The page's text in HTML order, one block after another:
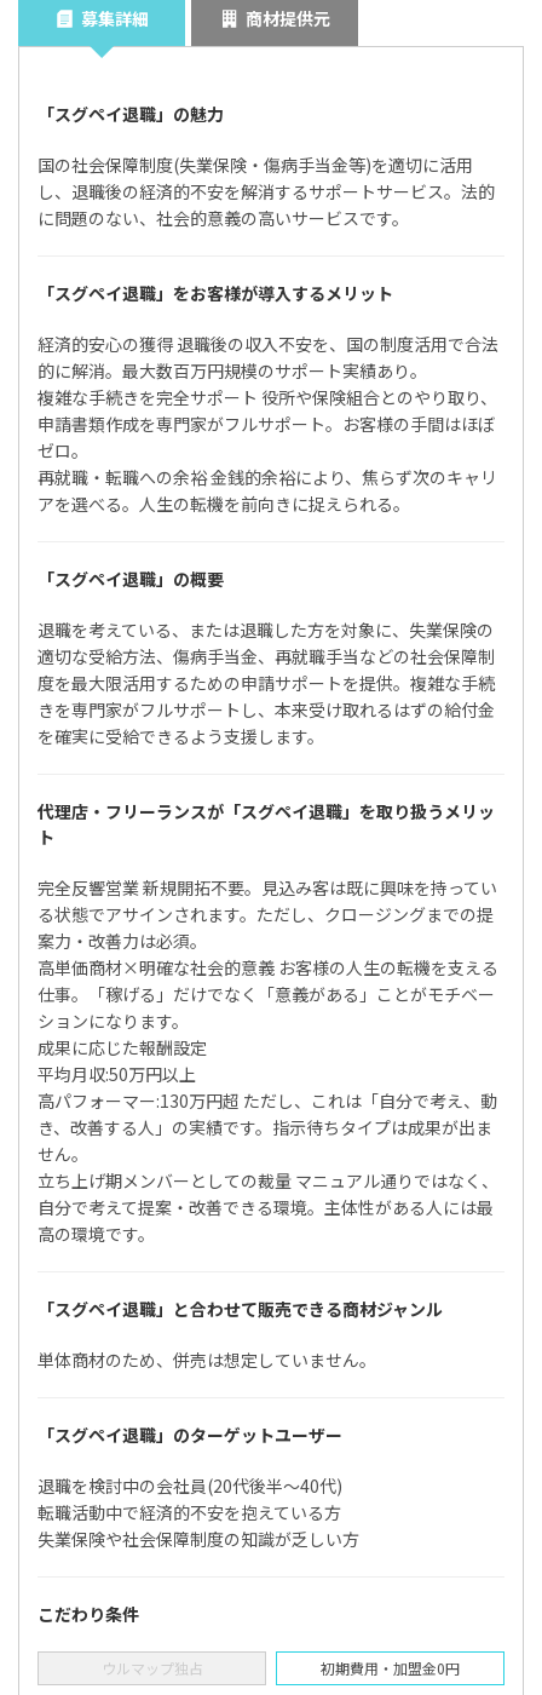
募集詳細 商材提供元
「スグペイ退職」の魅力
国の社会保障制度(失業保険・傷病手当金等)を適切に活用
し、退職後の経済的不安を解消するサポートサービス。法的
に問題のない、社会的意義の高いサービスです。
「スグペイ退職」をお客様が導入するメリット
経済的安心の獲得 退職後の収入不安を、国の制度活用で合法
的に解消。最大数百万円規模のサポート実績あり。
複雑な手続きを完全サポート 役所や保険組合とのやり取り、
申請書類作成を専門家がフルサポート。お客様の手間はほぼ
ゼロ。
再就職・転職への余裕 金銭的余裕により、焦らず次のキャリ
アを選べる。人生の転機を前向きに捉えられる。
「スグペイ退職」の概要
退職を考えている、または退職した方を対象に、失業保険の
適切な受給方法、傷病手当金、再就職手当などの社会保障制
度を最大限活用するための申請サポートを提供。複雑な手続
きを専門家がフルサポートし、本来受け取れるはずの給付金
を確実に受給できるよう支援します。
代理店・フリーランスが「スグペイ退職」を取り扱うメリッ
ト
完全反響営業 新規開拓不要。見込み客は既に興味を持ってい
る状態でアサインされます。ただし、クロージングまでの提
案力・改善力は必須。
高単価商材×明確な社会的意義 お客様の人生の転機を支える
仕事。「稼げる」だけでなく「意義がある」ことがモチベー
ションになります。
成果に応じた報酬設定
平均月収:50万円以上
高パフォーマー:130万円超 ただし、これは「自分で考え、動
き、改善する人」の実績です。指示待ちタイプは成果が出ま
せん。
立ち上げ期メンバーとしての裁量 マニュアル通りではなく、
自分で考えて提案・改善できる環境。主体性がある人には最
高の環境です。
「スグペイ退職」と合わせて販売できる商材ジャンル
単体商材のため、併売は想定していません。
「スグペイ退職」のターゲットユーザー
退職を検討中の会社員(20代後半〜40代)
転職活動中で経済的不安を抱えている方
失業保険や社会保障制度の知識が乏しい方
こだわり条件
ウルマップ独占 初期費用・加盟金0円